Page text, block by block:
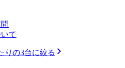
て
りの3台に絞る